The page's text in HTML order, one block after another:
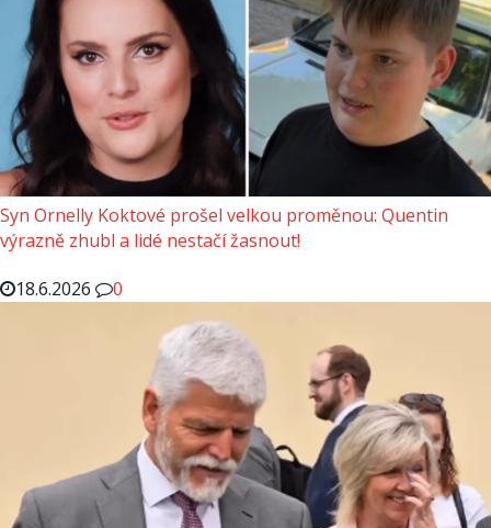
Syn Ornelly Koktové prošel velkou proměnou: Quentin
výrazně zhubl a lidé nestačí žasnout!
18.6.2026
0